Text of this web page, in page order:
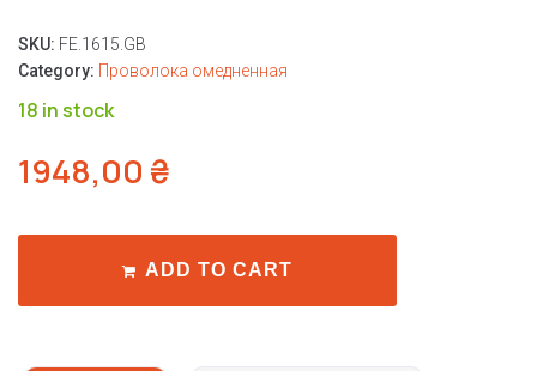
SKU: FE.1615.GB
Category: Проволока омедненная
18 in stock
1948,00 ₴
ADD TO CART